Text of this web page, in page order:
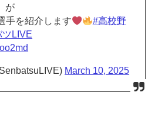
が
手を紹介します
#高校野
LIVE
March 10, 2025